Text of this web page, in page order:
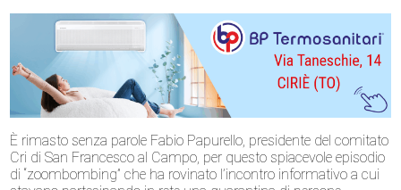
È rimasto senza parole Fabio Papurello, presidente del comitato
Cri di San Francesco al Campo, per questo spiacevole episodio
di “zoombombing” che ha rovinato l’incontro informativo a cui